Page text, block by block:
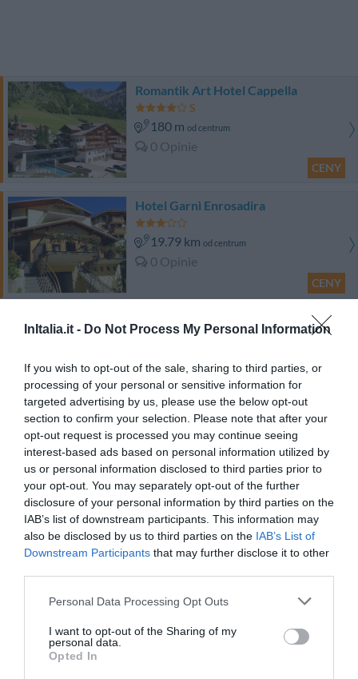
InItalia.it - Do Not Process My Personal Information
If you wish to opt-out of the sale, sharing to third parties, or
processing of your personal or sensitive information for
targeted advertising by us, please use the below opt-out
section to confirm your selection. Please note that after your
opt-out request is processed you may continue seeing
interest-based ads based on personal information utilized by
us or personal information disclosed to third parties prior to
your opt-out. You may separately opt-out of the further
disclosure of your personal information by third parties on the
IAB’s list of downstream participants. This information may
also be disclosed by us to third parties on the IAB’s List of
Downstream Participants that may further disclose it to other
Personal Data Processing Opt Outs
I want to opt-out of the Sharing of my
personal data.
Opted In
Romantik Art Hotel Cappella
180 m od centrum
0 Opinie
CENY
Hotel Garnì Enrosadira
19.79 km od centrum
0 Opinie
CENY
Abinea Dolomiti Romantic SPA Hotel
0 Opinie
Więcej Propozycji
Gasthof Zur Sonne
32.19 kmod centrum
Znakomity 9.3 /10
Hotel Villa Groff
47.60 kmod centrum